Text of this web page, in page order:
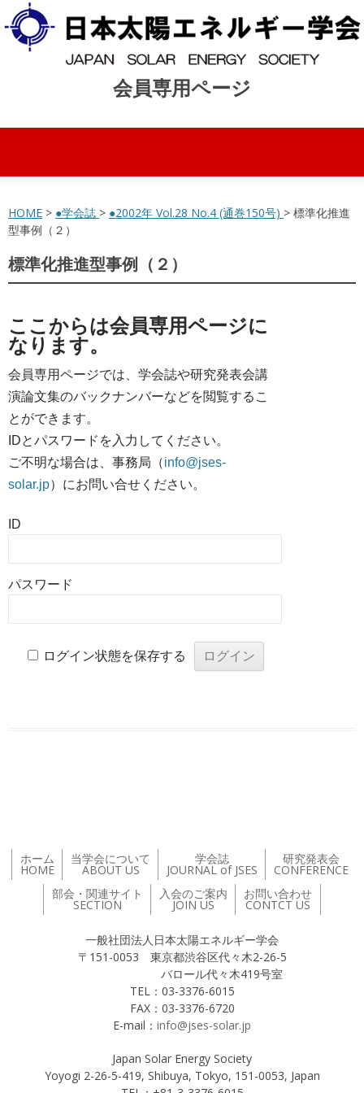
会員専用ページ
コンテンツへスキップ
HOME > ●学会誌 > ●2002年 Vol.28 No.4 (通巻150号) > 標準化推進
型事例（２）
標準化推進型事例（２）
ここからは会員専用ページに
なります。
会員専用ページでは、学会誌や研究発表会講
演論文集のバックナンバーなどを閲覧するこ
とができます。
IDとパスワードを入力してください。
ご不明な場合は、事務局（info@jses-
solar.jp）にお問い合せください。
ID
パスワード
ログイン状態を保存する
ホーム
HOME
当学会について
ABOUT US
学会誌
JOURNAL of JSES
研究発表会
CONFERENCE
部会・関連サイト
SECTION
入会のご案内
JOIN US
お問い合わせ
CONTCT US
一般社団法人日本太陽エネルギー学会
〒151-0053 東京都渋谷区代々木2-26-5
バロール代々木419号室
TEL：03-3376-6015
FAX：03-3376-6720
E-mail： info@jses-solar.jp
Japan Solar Energy Society
Yoyogi 2-26-5-419, Shibuya, Tokyo, 151-0053, Japan